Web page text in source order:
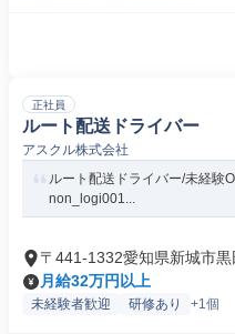
正社員
ルート配送ドライバー
アスクル株式会社
ルート配送ドライバー/未経験
non_logi001...
〒441-1332愛知県新城市黒
月給32万円以上
未経験者歓迎 研修あり +1個